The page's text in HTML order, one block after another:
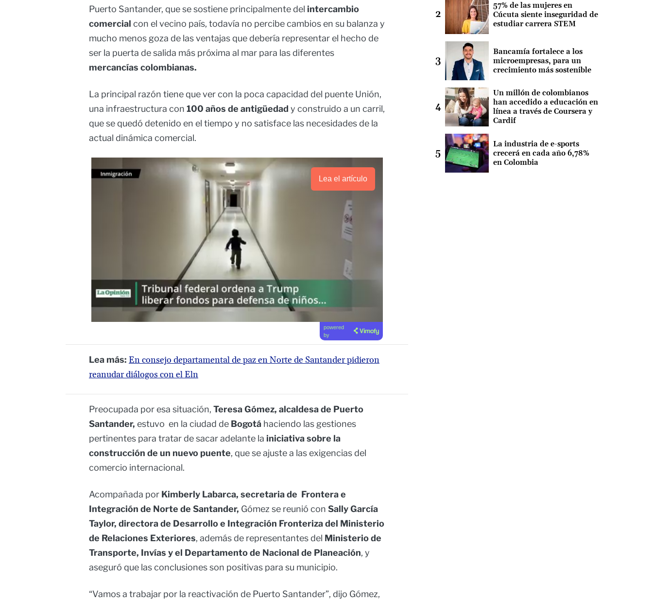
Puerto Santander, que se sostiene principalmente del intercambio
comercial con el vecino país, todavía no percibe cambios en su balanza y
mucho menos goza de las ventajas que debería representar el hecho de
ser la puerta de salida más próxima al mar para las diferentes
mercancías colombianas.
La principal razón tiene que ver con la poca capacidad del puente Unión,
una infraestructura con 100 años de antigüedad y construido a un carril,
que se quedó detenido en el tiempo y no satisface las necesidades de la
actual dinámica comercial.
Lea el artículo
powered
by
Lea más: En consejo departamental de paz en Norte de Santander pidieron
reanudar diálogos con el Eln
Preocupada por esa situación, Teresa Gómez, alcaldesa de Puerto
Santander, estuvo en la ciudad de Bogotá haciendo las gestiones
pertinentes para tratar de sacar adelante la iniciativa sobre la
construcción de un nuevo puente, que se ajuste a las exigencias del
comercio internacional.
Acompañada por Kimberly Labarca, secretaria de Frontera e
Integración de Norte de Santander, Gómez se reunió con Sally García
Taylor, directora de Desarrollo e Integración Fronteriza del Ministerio
de Relaciones Exteriores, además de representantes del Ministerio de
Transporte, Invías y el Departamento de Nacional de Planeación, y
aseguró que las conclusiones son positivas para su municipio.
“Vamos a trabajar por la reactivación de Puerto Santander”, dijo Gómez,
57% de las mujeres en
Cúcuta siente inseguridad de
estudiar carrera STEM
Bancamía fortalece a los
microempresas, para un
crecimiento más sostenible
Un millón de colombianos
han accedido a educación en
línea a través de Coursera y
Cardif
La industria de e-sports
crecerá en cada año 6,78%
en Colombia